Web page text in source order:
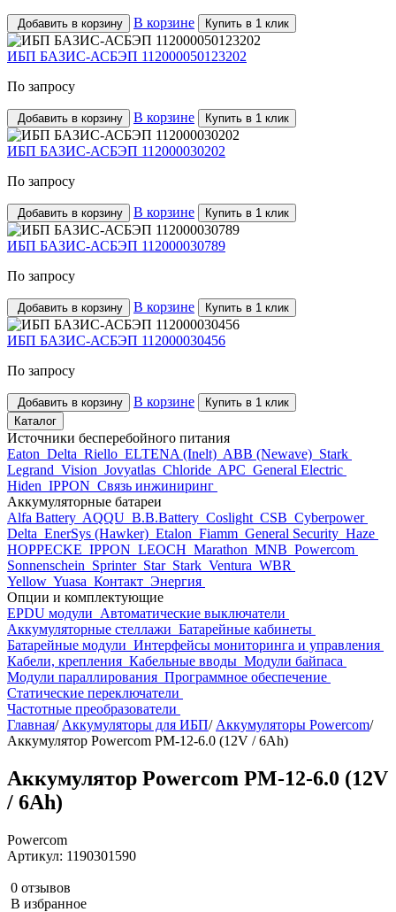
Добавить в корзину В корзине Купить в 1 клик
ИБП БАЗИС-АСБЭП 112000050123202
По запросу
Добавить в корзину В корзине Купить в 1 клик
ИБП БАЗИС-АСБЭП 112000030202
По запросу
Добавить в корзину В корзине Купить в 1 клик
ИБП БАЗИС-АСБЭП 112000030789
По запросу
Добавить в корзину В корзине Купить в 1 клик
ИБП БАЗИС-АСБЭП 112000030456
По запросу
Добавить в корзину В корзине
Купить в 1 клик
Каталог
Источники бесперебойного питания
Eaton Delta Riello ELTENA (Inelt) ABB (Newave) Stark
Legrand Vision Jovyatlas Chloride APC General Electric
Hiden IPPON Связь инжиниринг
Аккумуляторные батареи
Alfa Battery AQQU B.B.Battery Coslight CSB Cyberpower
Delta EnerSys (Hawker) Etalon Fiamm General Security Haze
HOPPECKE IPPON LEOCH Marathon MNB Powercom
Sonnenschein Sprinter Star Stark Ventura WBR
Yellow Yuasa Контакт Энергия
Опции и комплектующие
EPDU модули Автоматические выключатели
Аккумуляторные стеллажи Батарейные кабинеты
Батарейные модули Интерфейсы мониторинга и управления
Кабели, крепления Кабельные вводы Модули байпаса
Модули параллирования Программное обеспечение
Статические переключатели
Частотные преобразователи
Главная/ Аккумуляторы для ИБП/ Аккумуляторы Powercom/
Аккумулятор Powercom PM-12-6.0 (12V / 6Ah)
Аккумулятор Powercom PM-12-6.0 (12V
/ 6Ah)
Powercom
Артикул: 1190301590
0 отзывов
В избранное